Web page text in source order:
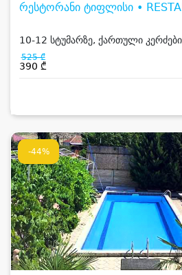
რესტორანი ტიფლისი •
10-12 სტუმარზე, ქართული
525 ₾
390 ₾
-44%